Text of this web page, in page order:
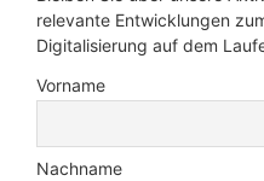
relevante Entwicklungen
Digitalisierung auf dem
Vorname
Nachname